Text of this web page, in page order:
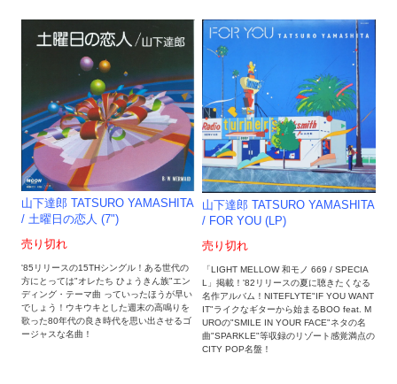
山下達郎 TATSURO YAMASHITA
/ 土曜日の恋人 (7")
売り切れ
'85リリースの15THシングル！ある世代の
方にとっては"オレたち ひょうきん族"エン
ディング・テーマ曲 っていったほうが早い
でしょう！ウキウキとした週末の高鳴りを
歌った80年代の良き時代を思い出させるゴ
ージャスな名曲！
山下達郎 TATSURO YAMASHITA
/ FOR YOU (LP)
売り切れ
「LIGHT MELLOW 和モノ 669 / SPECIA
L」掲載！'82リリースの夏に聴きたくなる
名作アルバム！NITEFLYTE"IF YOU WANT
IT"ライクなギターから始まるBOO feat. M
UROの"SMILE IN YOUR FACE"ネタの名
曲"SPARKLE"等収録のリゾート感覚満点の
CITY POP名盤！